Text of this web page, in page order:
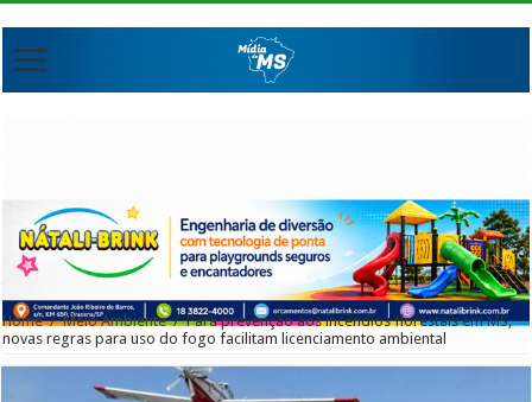
Home / Meio Ambiente / Para prevenção aos incêndios florestais em MS,
novas regras para uso do fogo facilitam licenciamento ambiental